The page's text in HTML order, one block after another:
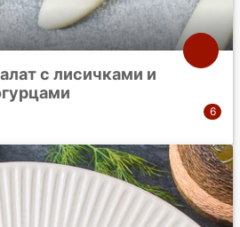
с лисичками и